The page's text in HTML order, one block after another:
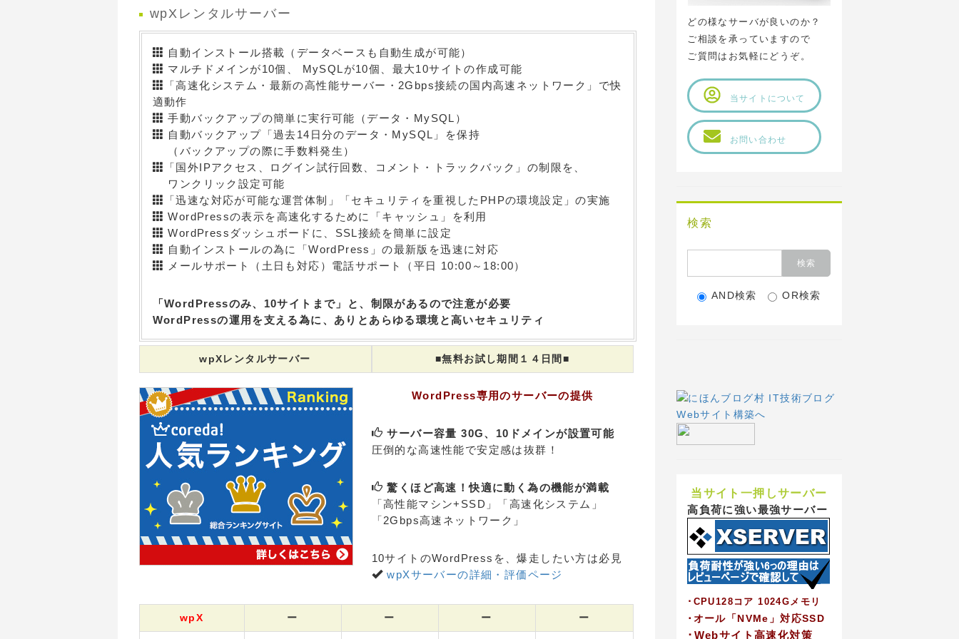
wpXレンタルサーバー
自動インストール搭載（データベースも自動生成が可能）
マルチドメインが10個、 MySQLが10個、最大10サイトの作成可能
「高速化システム・最新の高性能サーバー・2Gbps接続の国内高速ネットワーク」で快
適動作
手動バックアップの簡単に実行可能（データ・MySQL）
自動バックアップ「過去14日分のデータ・MySQL」を保持
（バックアップの際に手数料発生）
「国外IPアクセス、ログイン試行回数、コメント・トラックバック」の制限を、
ワンクリック設定可能
「迅速な対応が可能な運営体制」「セキュリティを重視したPHPの環境設定」の実施
WordPressの表示を高速化するために「キャッシュ」を利用
WordPressダッシュボードに、SSL接続を簡単に設定
自動インストールの為に「WordPress」の最新版を迅速に対応
メールサポート（土日も対応）電話サポート（平日 10:00～18:00）
「WordPressのみ、10サイトまで」と、制限があるので注意が必要
WordPressの運用を支える為に、ありとあらゆる環境と高いセキュリティ
wpXレンタルサーバー ■無料お試し期間１４日間■
WordPress専用のサーバーの提供
サーバー容量 30G、10ドメインが設置可能
圧倒的な高速性能で安定感は抜群！
驚くほど高速！快適に動く為の機能が満載
「高性能マシン+SSD」「高速化システム」
「2Gbps高速ネットワーク」
10サイトのWordPressを、爆走したい方は必見
wpXサーバーの詳細・評価ページ
wpX ー ー ー ー
どの様なサーバが良いのか？
ご相談を承っていますので
ご質問はお気軽にどうぞ。
当サイトについて
お問い合わせ
検索
AND検索 OR検索
当サイト一押しサーバー
高負荷に強い最強サーバー
･CPU128コア 1024Gメモリ
･オール「NVMe」対応SSD
･Webサイト高速化対策